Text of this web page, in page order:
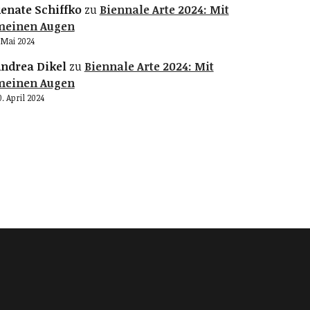
Schiffkozu Biennale Arte 2024: Mit
Augen
Mai 2024
Dikelzu Biennale Arte 2024: Mit
Augen
April 2024